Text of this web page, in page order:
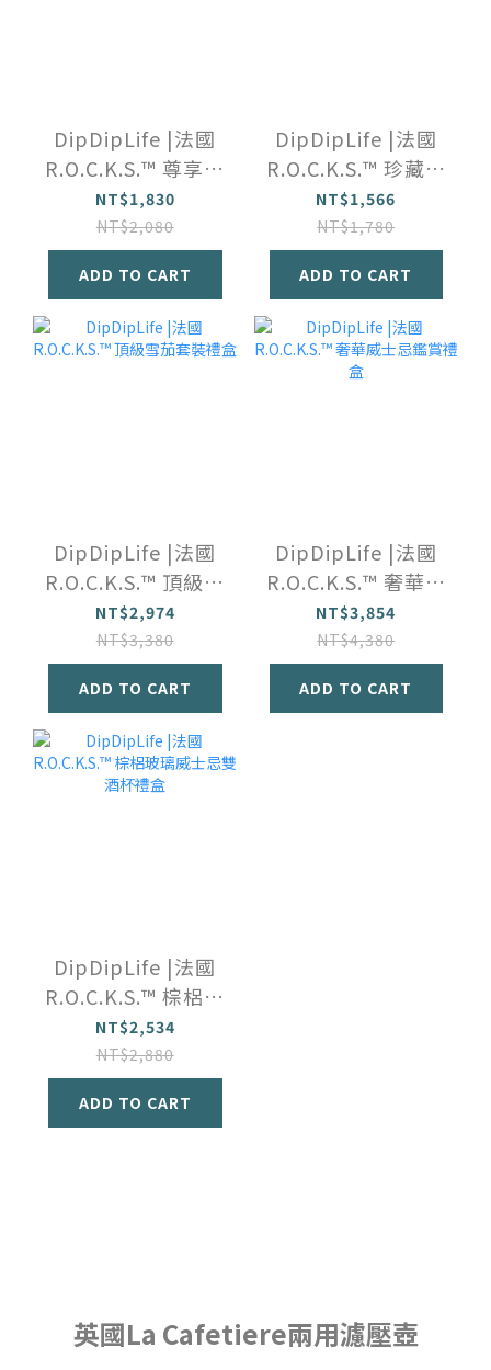
DipDipLife |法國
R.O.C.K.S.™️ 尊享系
列|海軍上將酒杯禮
盒
NT$1,830
NT$2,080
ADD TO CART
DipDipLife |法國
R.O.C.K.S.™️ 珍藏威
士忌玻璃杯禮盒
NT$1,566
NT$1,780
ADD TO CART
DipDipLife |法國
R.O.C.K.S.™️ 頂級雪
茄套裝禮盒
NT$2,974
NT$3,380
ADD TO CART
DipDipLife |法國
R.O.C.K.S.™️ 奢華威
士忌鑑賞禮盒
NT$3,854
NT$4,380
ADD TO CART
DipDipLife |法國
R.O.C.K.S.™️ 棕梠玻
璃威士忌雙酒杯禮
盒
NT$2,534
NT$2,880
ADD TO CART
英國La Cafetiere兩用濾壓壺